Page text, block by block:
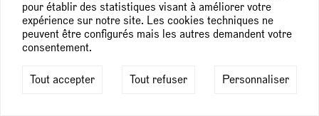
pour établir des statistiques visant à améliorer votre
expérience sur notre site. Les cookies techniques ne
peuvent être configurés mais les autres demandent votre
consentement.
Tout accepter Tout refuser Personnaliser